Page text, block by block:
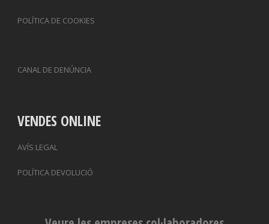
POLÍTICA DE COOKIES
CANAL DE DENÚNCIA
VENDES ONLINE
AVÍS LEGAL
POLÍTICA DEVOLUCIÓ